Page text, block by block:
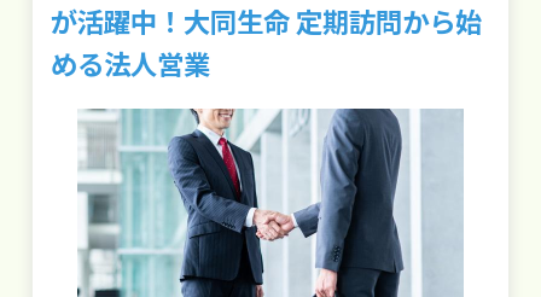
が活躍中！大同生命 定期訪問から始
める法人営業